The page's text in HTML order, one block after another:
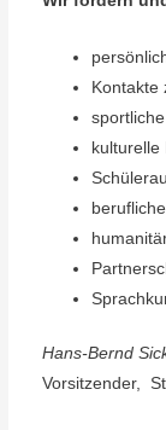
Kontakte
kulturelle
Hans-Bernd
Vorsitzender,